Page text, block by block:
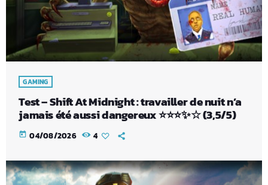
GAMING
Test – Shift At Midnight : travailler de nuit n’a
jamais été aussi dangereux ⭐⭐⭐✨☆ (3,5/5)
today 04/08/2026 4